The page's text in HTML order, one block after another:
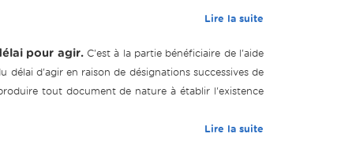
Lire la suite
pour agir. C'est à la partie bénéficiaire de l'aide
d'agir en raison de désignations successives de
tout document de nature à établir l'existence
Lire la suite